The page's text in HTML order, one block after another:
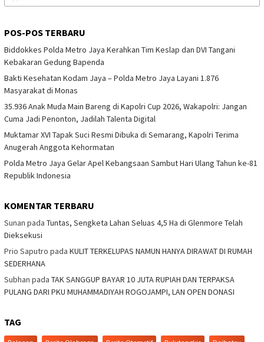
untuk:
POS-POS TERBARU
Biddokkes Polda Metro Jaya Kerahkan Tim Keslap dan DVI Tangani
Kebakaran Gedung Bapenda
Bakti Kesehatan Kodam Jaya – Polda Metro Jaya Layani 1.876
Masyarakat di Monas
35.936 Anak Muda Main Bareng di Kapolri Cup 2026, Wakapolri: Jangan
Cuma Jadi Penonton, Jadilah Talenta Digital
Muktamar XVI Tapak Suci Resmi Dibuka di Semarang, Kapolri Terima
Anugerah Anggota Kehormatan
Polda Metro Jaya Gelar Apel Kebangsaan Sambut Hari Ulang Tahun ke-81
Republik Indonesia
KOMENTAR TERBARU
Sunan pada Tuntas, Sengketa Lahan Seluas 4,5 Ha di Glenmore Telah
Dieksekusi
Prio Saputro pada KULIT TERKELUPAS NAMUN HANYA DIRAWAT DI RUMAH
SEDERHANA
Subhan pada TAK SANGGUP BAYAR 10 JUTA RUPIAH DAN TERPAKSA
PULANG DARI PKU MUHAMMADIYAH ROGOJAMPI, LAN OPEN DONASI
TAG